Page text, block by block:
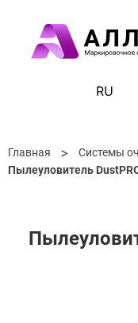
RU
Главная > Системы
Пылеуловитель